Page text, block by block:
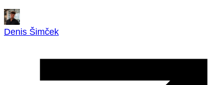
Denis Šimček